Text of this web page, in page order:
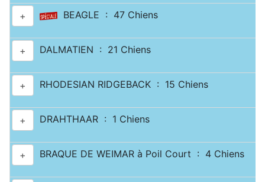
+ BEAGLE : 47 Chiens
+ DALMATIEN : 21 Chiens
+ RHODESIAN RIDGEBACK : 15 Chiens
+ DRAHTHAAR : 1 Chiens
+ BRAQUE DE WEIMAR à Poil Court : 4 Chiens